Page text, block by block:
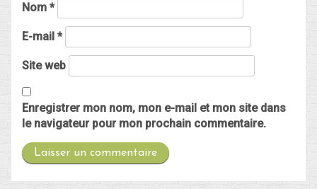
Nom *
E-mail *
Site web
Enregistrer mon nom, mon e-mail et mon site dans
le navigateur pour mon prochain commentaire.